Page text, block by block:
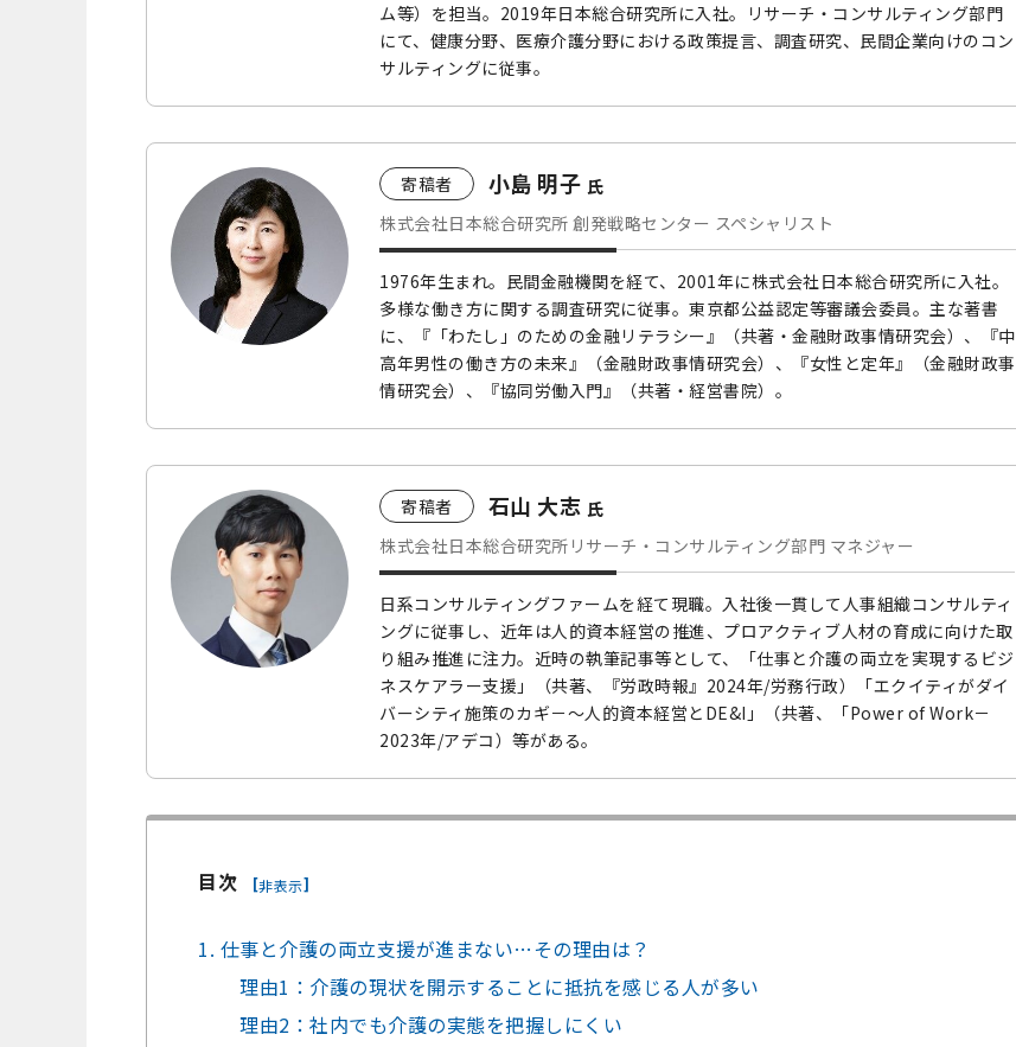
ム等）を担当。2019年日本総合研究所に入社。リサーチ・コンサルティング部門
にて、健康分野、医療介護分野における政策提言、調査研究、民間企業向けのコン
サルティングに従事。
寄稿者 小島 明子 氏
株式会社日本総合研究所 創発戦略センター スペシャリスト
1976年生まれ。民間金融機関を経て、2001年に株式会社日本総合研究所に入社。
多様な働き方に関する調査研究に従事。東京都公益認定等審議会委員。主な著書
に、『「わたし」のための金融リテラシー』（共著・金融財政事情研究会）、『中
高年男性の働き方の未来』（金融財政事情研究会）、『女性と定年』（金融財政事
情研究会）、『協同労働入門』（共著・経営書院）。
寄稿者 石山 大志 氏
株式会社日本総合研究所リサーチ・コンサルティング部門 マネジャー
日系コンサルティングファームを経て現職。入社後一貫して人事組織コンサルティ
ングに従事し、近年は人的資本経営の推進、プロアクティブ人材の育成に向けた取
り組み推進に注力。近時の執筆記事等として、「仕事と介護の両立を実現するビジ
ネスケアラー支援」（共著、『労政時報』2024年/労務行政）「エクイティがダイ
バーシティ施策のカギ－〜人的資本経営とDE&I」（共著、「Power of Work－
2023年/アデコ）等がある。
目次 [非表示]
1. 仕事と介護の両立支援が進まない…その理由は？
理由1：介護の現状を開示することに抵抗を感じる人が多い
理由2：社内でも介護の実態を把握しにくい